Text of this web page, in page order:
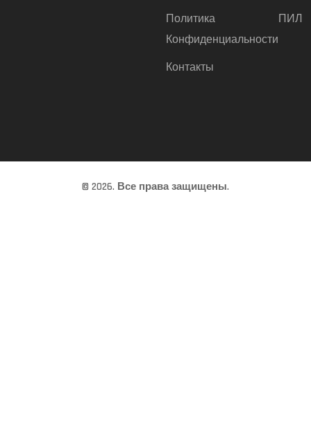
Политика
Конфиденциальности
ПИЛ
Контакты
© 2026. Все права защищены.